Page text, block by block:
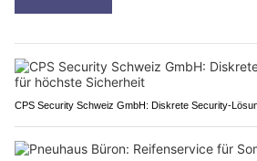
CPS Security Schweiz GmbH: Diskrete Security-